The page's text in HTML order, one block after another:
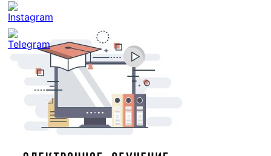
Set
Youtube
Channel